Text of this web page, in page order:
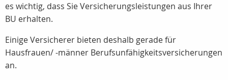
es wichtig, dass Sie Versicherungsleistungen aus Ihrer
BU erhalten.
Einige Versicherer bieten deshalb gerade für
Hausfrauen/ -männer Berufsunfähigkeitsversicherungen
an.